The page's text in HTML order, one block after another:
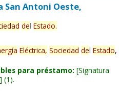
Antoni Oeste,
del Estado.
Eléctrica, Sociedad del Estado,
para préstamo: Signatura
(1).